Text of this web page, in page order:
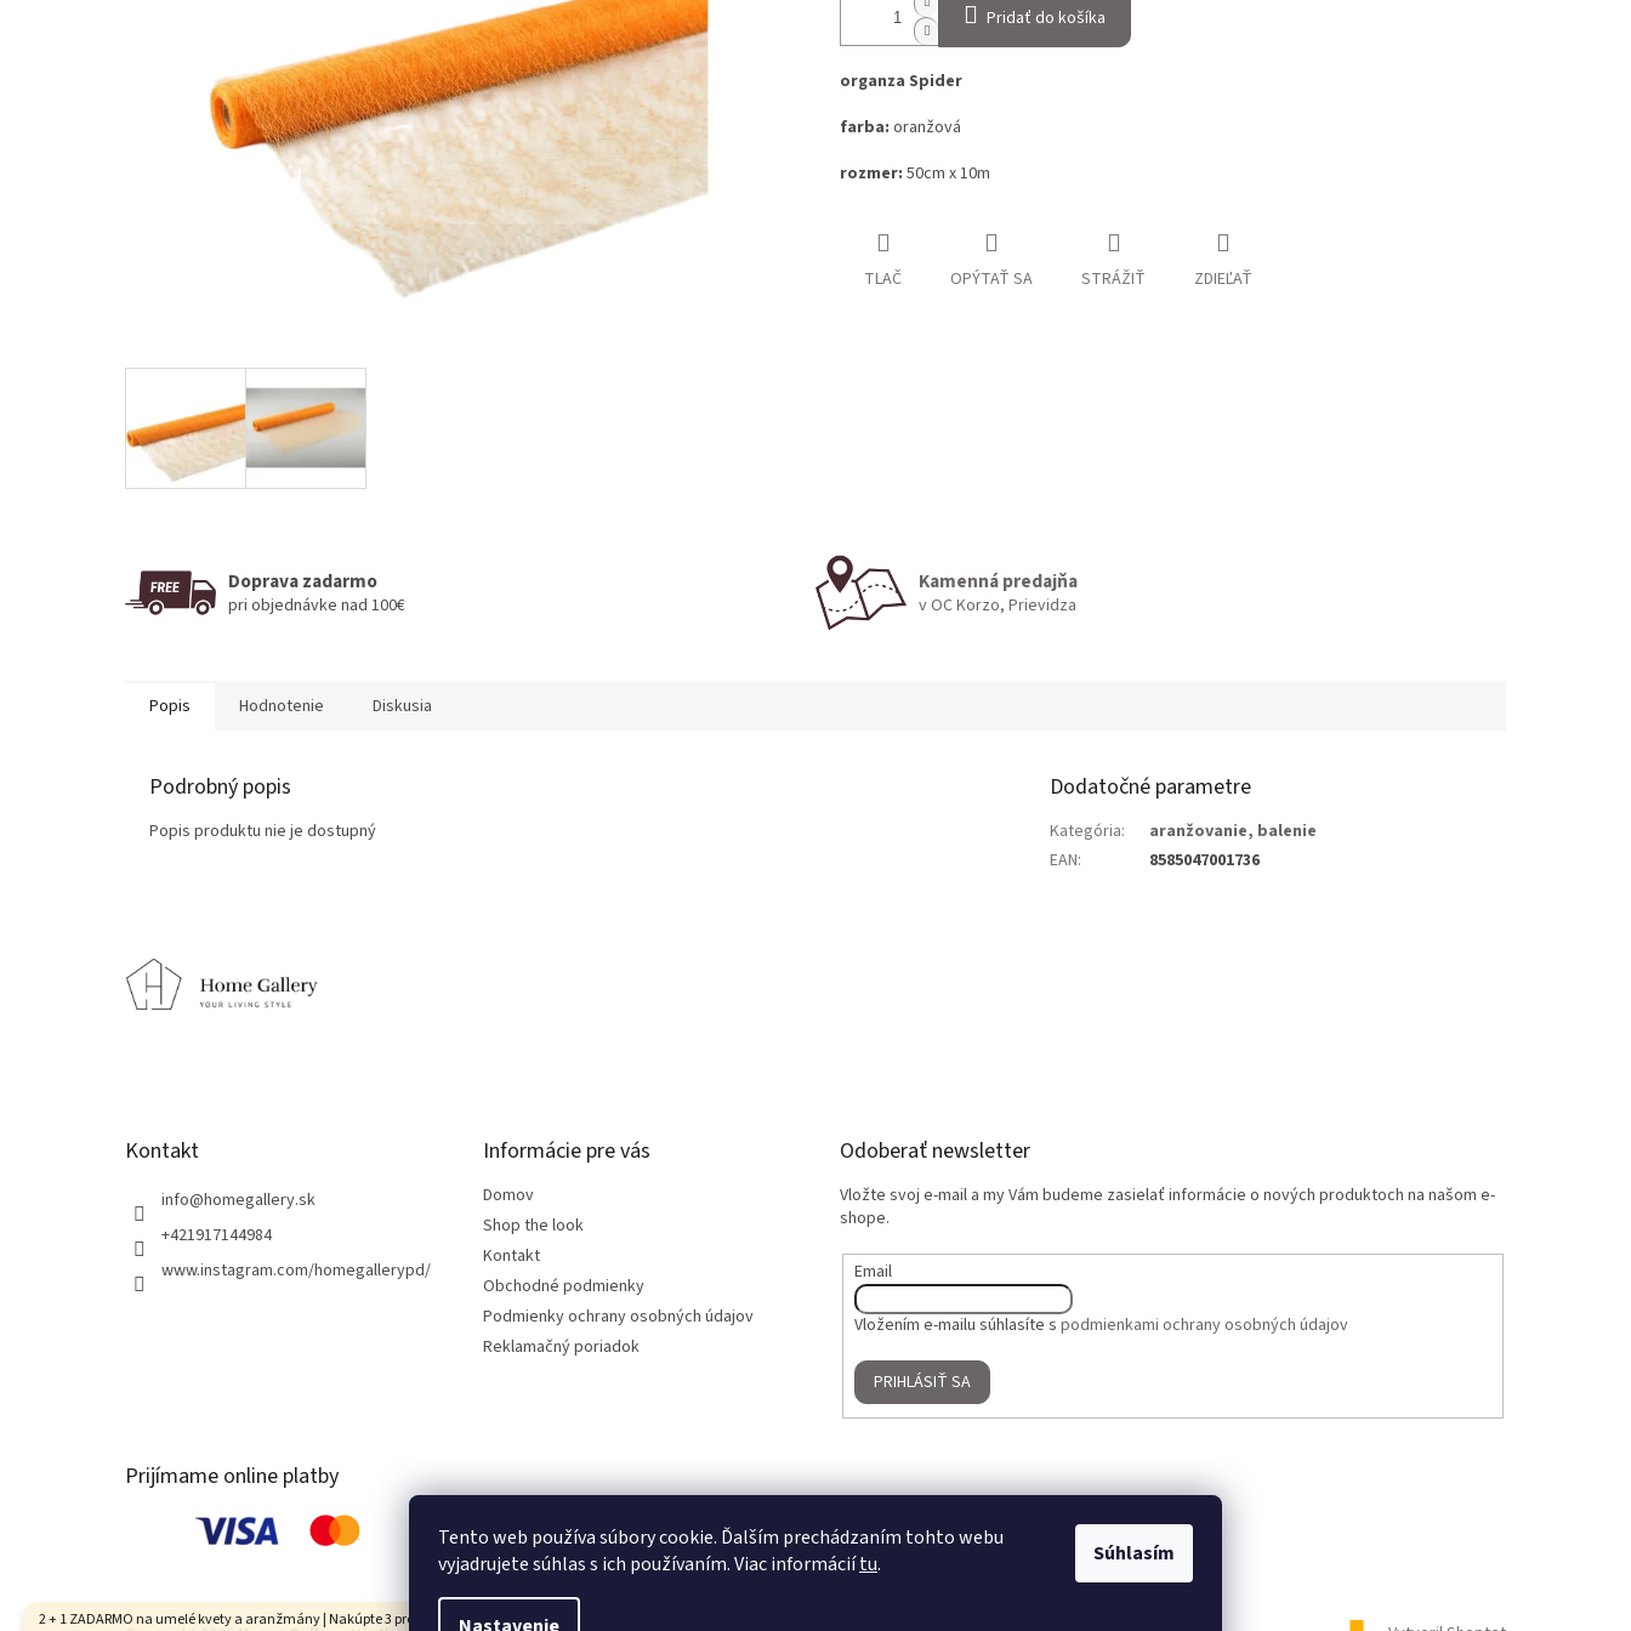
Tento web používa súbory cookie. Ďalším prechádzaním tohto webu
vyjadrujete súhlas s ich používaním. Viac informáciítu. Súhlasím
2 + 1 ZADARMO na umelé kvety a aranžmány | Nakúpte 3 produkty, najlacnejší je
Pridať do košíka
organza Spider
farba: oranžová
rozmer: 50cm x 10m
TLAČ OPÝTAŤ SA STRÁŽIŤ ZDIEĽAŤ
Doprava zadarmo
pri objednávke nad 100€
Kamenná predajňa
v OC Korzo, Prievidza
Popis Hodnotenie Diskusia
Podrobný popis
Popis produktu nie je dostupný
Dodatočné parametre
Kategória:
aranžovanie, balenie
EAN: 8585047001736
Kontakt
info@homegallery.sk
+421917144984
www.instagram.com/homegallerypd/
Informácie pre vás
Domov
Shop the look
Kontakt
Obchodné podmienky
Podmienky ochrany osobných údajov
Reklamačný poriadok
Odoberať newsletter
Vložte svoj e-mail a my Vám budeme zasielať informácie o nových produktoch na našom e-
shope.
Email
Vložením e-mailu súhlasíte s podmienkami ochrany osobných údajov
PRIHLÁSIŤ SA
Prijímame online platby